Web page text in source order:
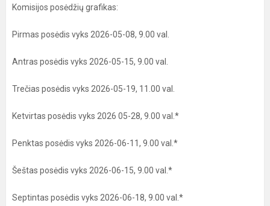
Komisijos posėdžių grafikas:
Pirmas posėdis vyks 2026-05-08, 9.00 val.
Antras posėdis vyks 2026-05-15, 9.00 val.
Trečias posėdis vyks 2026-05-19, 11.00 val.
Ketvirtas posėdis vyks 2026 05-28, 9.00 val.*
Penktas posėdis vyks 2026-06-11, 9.00 val.*
Šeštas posėdis vyks 2026-06-15, 9.00 val.*
Septintas posėdis vyks 2026-06-18, 9.00 val.*